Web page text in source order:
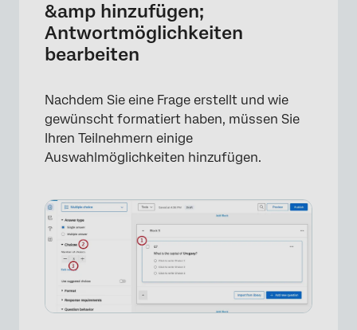
&amp hinzufügen;
Antwortmöglichkeiten
bearbeiten
Nachdem Sie eine Frage erstellt und wie
gewünscht formatiert haben, müssen Sie
Ihren Teilnehmern einige
Auswahlmöglichkeiten hinzufügen.